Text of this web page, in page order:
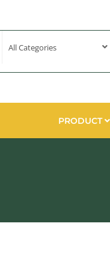
PRODUCT